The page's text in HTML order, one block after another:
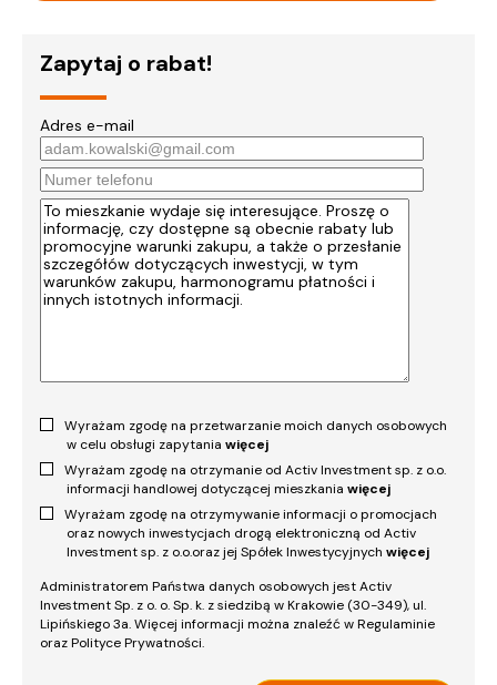
Zapytaj o rabat!
Adres e-mail
Wyrażam zgodę na przetwarzanie moich danych osobowych
w celu obsługi zapytaniawięcej
Wyrażam zgodę na otrzymanie od Activ Investment sp. z o.o.
informacji handlowej dotyczącej mieszkaniawięcej
Wyrażam zgodę na otrzymywanie informacji o promocjach
oraz nowych inwestycjach drogą elektroniczną od Activ
Investment sp. z o.o.oraz jej Spółek Inwestycyjnychwięcej
Administratorem Państwa danych osobowych jest Activ
Investment Sp. z o. o. Sp. k. z siedzibą w Krakowie (30-349), ul.
Lipińskiego 3a. Więcej informacji można znaleźć w Regulaminie
oraz Polityce Prywatności.